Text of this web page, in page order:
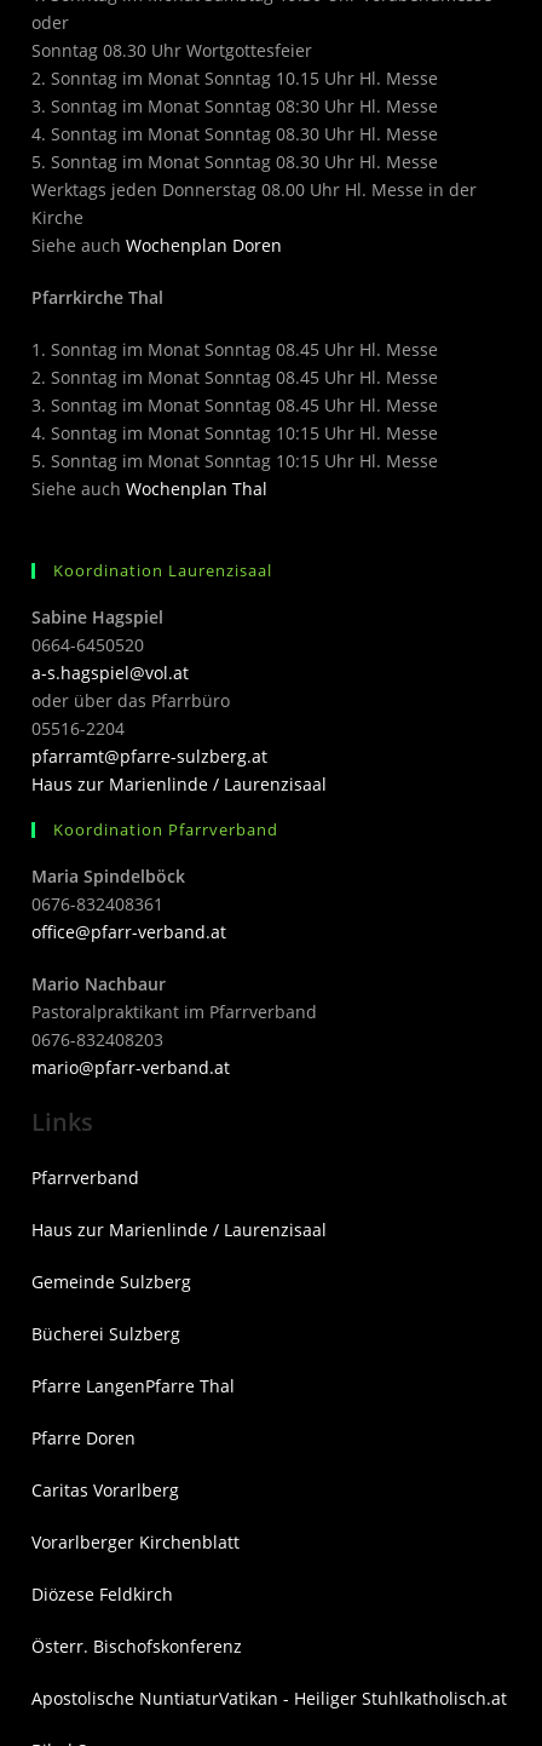
oder
Sonntag 08.30 Uhr Wortgottesfeier
2. Sonntag im Monat Sonntag 10.15 Uhr Hl. Messe
3. Sonntag im Monat Sonntag 08:30 Uhr Hl. Messe
4. Sonntag im Monat Sonntag 08.30 Uhr Hl. Messe
5. Sonntag im Monat Sonntag 08.30 Uhr Hl. Messe
Werktags jeden Donnerstag 08.00 Uhr Hl. Messe in der
Kirche
Siehe auchWochenplan Doren
Pfarrkirche Thal
1. Sonntag im Monat Sonntag 08.45 Uhr Hl. Messe
2. Sonntag im Monat Sonntag 08.45 Uhr Hl. Messe
3. Sonntag im Monat Sonntag 08.45 Uhr Hl. Messe
4. Sonntag im Monat Sonntag 10:15 Uhr Hl. Messe
5. Sonntag im Monat Sonntag 10:15 Uhr Hl. Messe
Siehe auchWochenplan Thal
Koordination Laurenzisaal
Sabine Hagspiel
0664-6450520
a-s.hagspiel@vol.at
oder über das Pfarrbüro
05516-2204
pfarramt@pfarre-sulzberg.at
Haus zur Marienlinde / Laurenzisaal
Koordination Pfarrverband
Maria Spindelböck
0676-832408361
office@pfarr-verband.at
Mario Nachbaur
Pastoralpraktikant im Pfarrverband
0676-832408203
mario@pfarr-verband.at
Links
Pfarrverband
Haus zur Marienlinde / Laurenzisaal
Gemeinde Sulzberg
Bücherei Sulzberg
Pfarre LangenPfarre Thal
Pfarre Doren
Caritas Vorarlberg
Vorarlberger Kirchenblatt
Diözese Feldkirch
Österr. Bischofskonferenz
Apostolische NuntiaturVatikan - Heiliger Stuhlkatholisch.at